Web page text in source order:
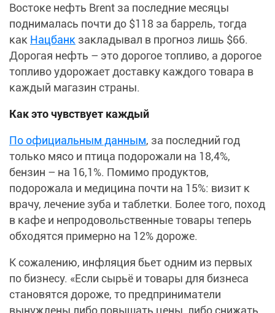
Востоке нефть Brent за последние месяцы
поднималась почти до $118 за баррель, тогда
как Нацбанк закладывал в прогноз лишь $66.
Дорогая нефть – это дорогое топливо, а дорогое
топливо удорожает доставку каждого товара в
каждый магазин страны.
Как это чувствует каждый
По официальным данным, за последний год
только мясо и птица подорожали на 18,4%,
бензин – на 16,1%. Помимо продуктов,
подорожала и медицина почти на 15%: визит к
врачу, лечение зуба и таблетки. Более того, поход
в кафе и непродовольственные товары теперь
обходятся примерно на 12% дороже.
К сожалению, инфляция бьет одним из первых
по бизнесу. «Если сырьё и товары для бизнеса
становятся дороже, то предприниматели
вынуждены либо повышать цены, либо снижать